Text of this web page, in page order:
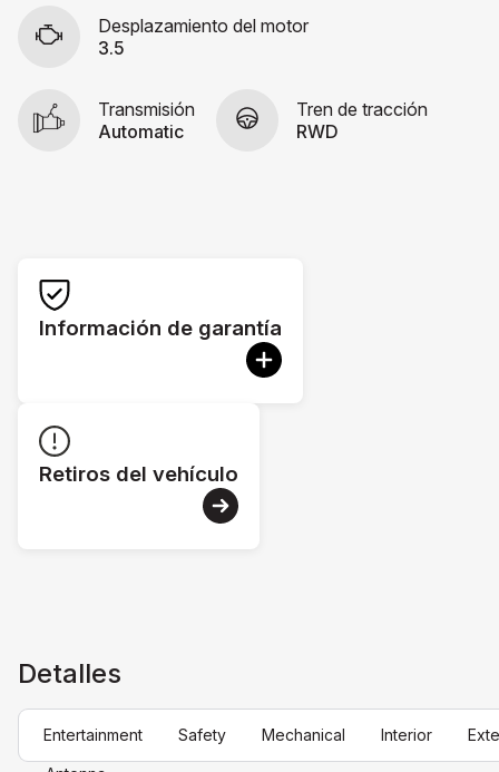
Desplazamiento del motor
3.5
Transmisión
Automatic
Tren de tracción
RWD
Información de garantía
Retiros del vehículo
Detalles
Entertainment Safety Mechanical Interior